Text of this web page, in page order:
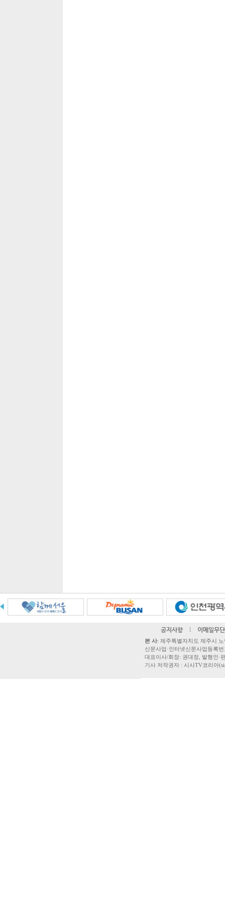
공지사항 l 이메일무
본 사: 제주특별자치도 제주시
신문사업·인터넷신문사업등록
대표이사/회장: 권대정, 발행인·
기사 저작권자 : 시사TV코리아